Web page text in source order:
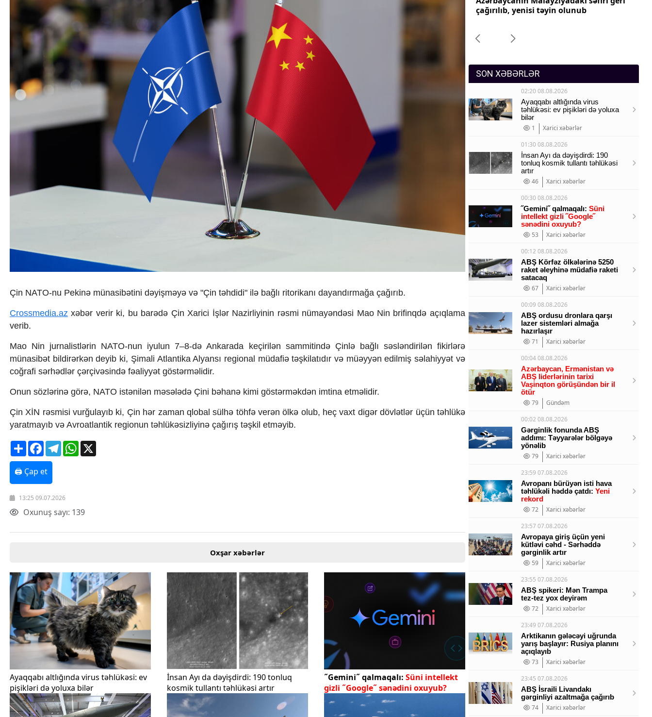
Siyasi
Geosiyasi
İqtisadi
Araşdırma
Multimedia
Foto
Video
İnfoqrafika
Podcast
Elm və təhsil
Mədəniyyət
Səhiyyə
Ailə və uşaq
Neft-qaz
Əmək və sosial siyasət
Kənd təsərrüfatı
Telekommunikasiya və nəqliyyat
Cəmiyyət
Crossmedia.az - 1 yaş
Məhkəmə və hüquq
Ekologiya
Zəfər - 5
Media və QHT
Sağlamlıq
Sosium
Texnologiya
Mətbuat-150
Əlaqə
Missiyamız
Çin NATO-nu Pekinə münasibətini dəyişməyə və "Çin təhdidi" ilə bağlı ritorikanı dayandırmağa çağırıb.
Crossmedia.az xəbər verir ki, bu barədə Çin Xarici İşlər Nazirliyinin rəsmi nümayəndəsi Mao Nin brifinqdə açıqlama
verib.
Mao Nin jurnalistlərin NATO-nun iyulun 7–8-də Ankarada keçirilən sammitində Çinlə bağlı səsləndirilən fikirlərə
münasibət bildirərkən deyib ki, Şimali Atlantika Alyansı regional müdafiə təşkilatıdır və müəyyən edilmiş səlahiyyət və
coğrafi sərhədlər çərçivəsində fəaliyyət göstərməlidir.
Onun sözlərinə görə, NATO istənilən məsələdə Çini bəhanə kimi göstərməkdən imtina etməlidir.
Çin XİN rəsmisi vurğulayıb ki, Çin hər zaman qlobal sülhə töhfə verən ölkə olub, heç vaxt digər dövlətlər üçün təhlükə
yaratmayıb və Avroatlantik regionun təhlükəsizliyinə çağırış təşkil etməyib.
ShareFacebookTelegramWhatsApp
🖨 Çap et
13:25 09.07.2026
Oxunuş sayı: 139
Oxşar xəbərlər
Ayaqqabı altlığında virus təhlükəsi: ev
pişikləri də yoluxa bilər
İnsan Ayı da dəyişdirdi: 190 tonluq
kosmik tullantı təhlükəsi artır
˝Gemini˝ qalmaqalı: Süni intellekt
gizli ˝Google˝ sənədini oxuyub?
Forumunun Təşkilat Komitəsi yaradılıb
çağırılıb, yenisi təyin olunub
çağırılıb, yenisi təyin olunub
SON XƏBƏRLƏR
02:20 08.08.2026
Ayaqqabı altlığında virus
təhlükəsi: ev pişikləri də yoluxa
bilər
1
Xarici xəbərlər
01:30 08.08.2026
İnsan Ayı da dəyişdirdi: 190
tonluq kosmik tullantı təhlükəsi
artır
46
Xarici xəbərlər
00:30 08.08.2026
˝Gemini˝ qalmaqalı: Süni
intellekt gizli ˝Google˝
sənədini oxuyub?
53
Xarici xəbərlər
00:12 08.08.2026
ABŞ Körfəz ölkələrinə 5250
raket əleyhinə müdafiə raketi
satacaq
67
Xarici xəbərlər
00:09 08.08.2026
ABŞ ordusu dronlara qarşı
lazer sistemləri almağa
hazırlaşır
71
Xarici xəbərlər
00:04 08.08.2026
Azərbaycan, Ermənistan və
ABŞ liderlərinin tarixi
Vaşinqton görüşündən bir il
ötür
79
Gündəm
00:02 08.08.2026
Gərginlik fonunda ABŞ
addımı: Təyyarələr bölgəyə
yönəlib
79
Xarici xəbərlər
23:59 07.08.2026
Avropanı bürüyən isti hava
təhlükəli həddə çatdı: Yeni
rekord
72
Xarici xəbərlər
23:57 07.08.2026
Avropaya giriş üçün yeni
kütləvi cəhd - Sərhəddə
gərginlik artır
59
Xarici xəbərlər
23:55 07.08.2026
ABŞ spikeri: Mən Trampa
tez-tez yox deyirəm
72
Xarici xəbərlər
23:49 07.08.2026
Arktikanın gələcəyi uğrunda
yarış başlayır: Rusiya planını
açıqlayıb
73
Xarici xəbərlər
23:45 07.08.2026
ABŞ İsraili Livandakı
gərginliyi azaltmağa çağırıb
74
Xarici xəbərlər